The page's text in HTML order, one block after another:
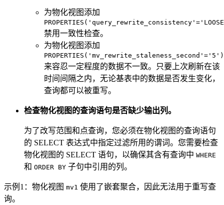
为物化视图添加
禁用一致性检查。
为物化视图添加
PROPERTIES('mv_rewrite_staleness_second'='5')
来容忍一定程度的数据不一致。只要上次刷新在该
时间间隔之内，无论基表中的数据是否发生变化，
查询都可以被重写。
检查物化视图的查询语句是否缺少输出列。
为了改写范围和点查询，您必须在物化视图的查询语句
的 SELECT 表达式中指定过滤所用的谓词。您需要检查
物化视图的 SELECT 语句，以确保其含有查询中 WHERE
和 ORDER BY 子句中引用的列。
示例1：物化视图 mv1 使用了嵌套聚合，因此无法用于重写查
询。